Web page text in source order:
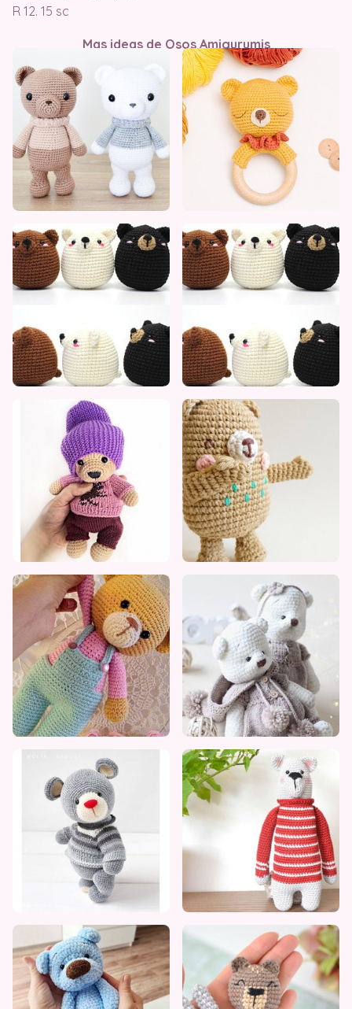
R 12. 15 sc
Mas ideas de Osos Amigurumis